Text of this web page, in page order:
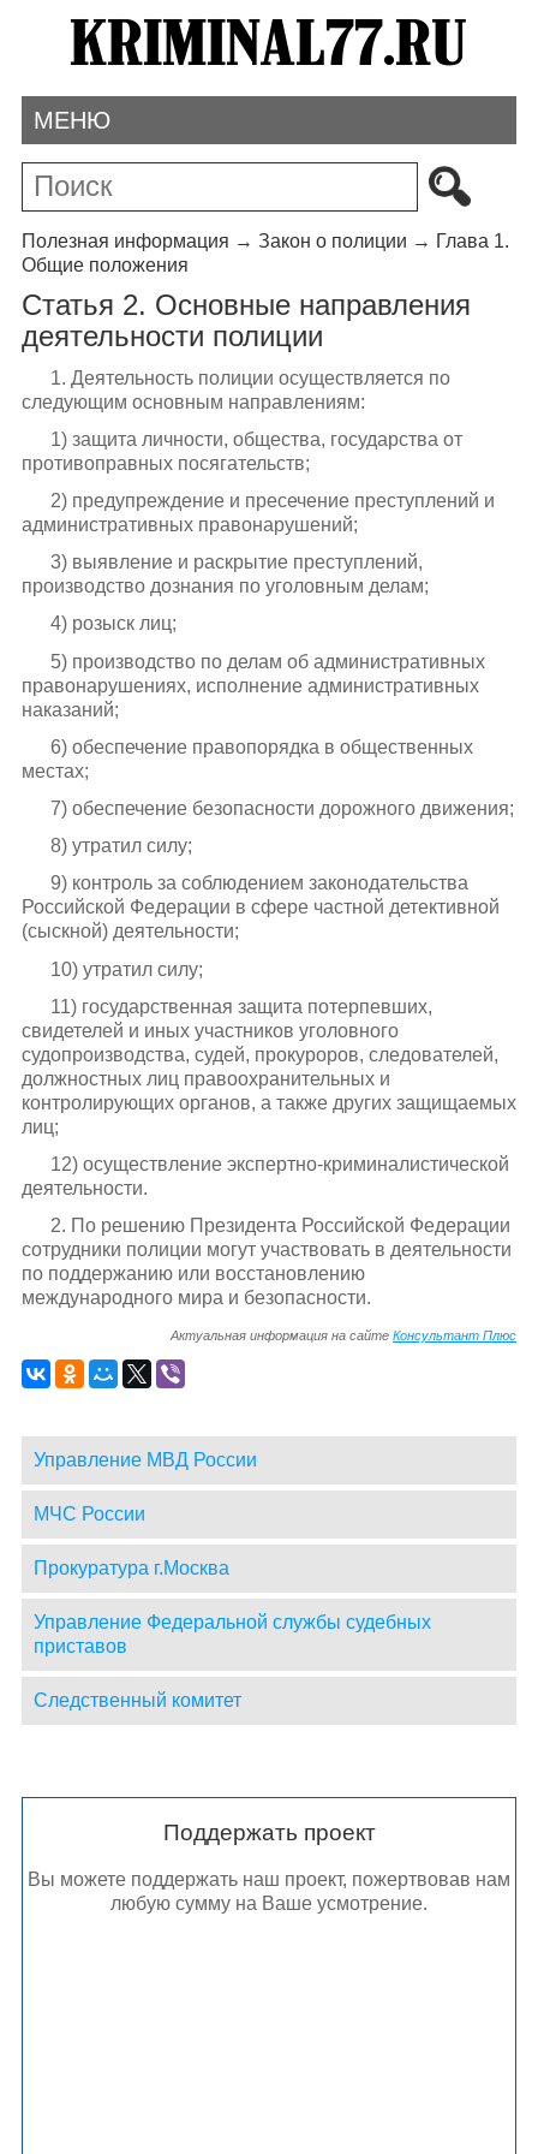
МЕНЮ
Полезная информация → Закон о полиции → Глава 1.
Общие положения
Статья 2. Основные направления
деятельности полиции
1. Деятельность полиции осуществляется по
следующим основным направлениям:
1) защита личности, общества, государства от
противоправных посягательств;
2) предупреждение и пресечение преступлений и
административных правонарушений;
3) выявление и раскрытие преступлений,
производство дознания по уголовным делам;
4) розыск лиц;
5) производство по делам об административных
правонарушениях, исполнение административных
наказаний;
6) обеспечение правопорядка в общественных
местах;
7) обеспечение безопасности дорожного движения;
8) утратил силу;
9) контроль за соблюдением законодательства
Российской Федерации в сфере частной детективной
(сыскной) деятельности;
10) утратил силу;
11) государственная защита потерпевших,
свидетелей и иных участников уголовного
судопроизводства, судей, прокуроров, следователей,
должностных лиц правоохранительных и
контролирующих органов, а также других защищаемых
лиц;
12) осуществление экспертно-криминалистической
деятельности.
2. По решению Президента Российской Федерации
сотрудники полиции могут участвовать в деятельности
по поддержанию или восстановлению
международного мира и безопасности.
Актуальная информация на сайтеКонсультант Плюс
Управление МВД России
МЧС России
Прокуратура г.Москва
Управление Федеральной службы судебных
приставов
Следственный комитет
Поддержать проект
Вы можете поддержать наш проект, пожертвовав нам
любую сумму на Ваше усмотрение.